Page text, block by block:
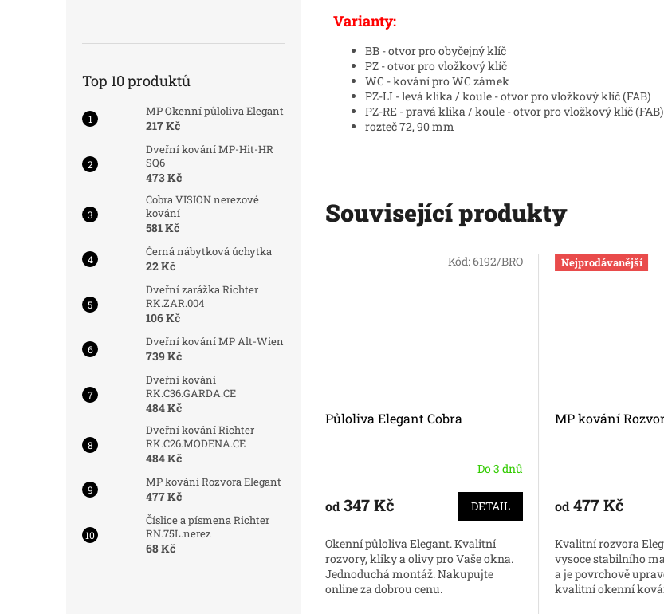
Top 10 produktů
MP Okenní půloliva Elegant
217 Kč
Dveřní kování MP-Hit-HR
SQ6
473 Kč
Cobra VISION nerezové
kování
581 Kč
Černá nábytková úchytka
22 Kč
Dveřní zarážka Richter
RK.ZAR.004
106 Kč
Dveřní kování MP Alt-Wien
739 Kč
Dveřní kování
RK.C36.GARDA.CE
484 Kč
Dveřní kování Richter
RK.C26.MODENA.CE
484 Kč
MP kování Rozvora Elegant
477 Kč
Číslice a písmena Richter
RN.75L.nerez
68 Kč
Varianty:
BB - otvor pro obyčejný klíč
PZ - otvor pro vložkový klíč
WC - kování pro WC zámek
PZ-LI - levá klika / koule - otvor pro vložkový klíč (FAB)
PZ-RE - pravá klika / koule - otvor pro vložkový klíč (FAB)
rozteč 72, 90 mm
Související produkty
Nejprodávanější
477 Kč
Kvalitní rozvora Elegant vyrobena s
6911/BRO
Půloliva Elegant Cobra
Do 3 dnů
od 347 Kč DETAIL
Okenní půloliva Elegant. Kvalitní
rozvory, kliky a olivy pro Vaše okna.
Jednoduchá montáž. Nakupujte
online za dobrou cenu.
Kód:6192/BRO Nejprodávanější
MP kování
od477 Kč
Kvalitní rozvora
vysoce stabilního
a je povrchově
kvalitní okenní